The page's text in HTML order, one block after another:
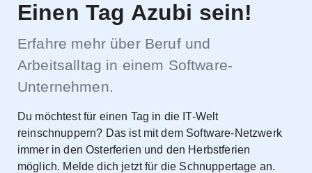
Einen Tag Azubi sein!
Erfahre mehr über Beruf und
Arbeitsalltag in einem Software-
Unternehmen.
Du möchtest für einen Tag in die IT-Welt
reinschnuppern? Das ist mit dem Software-Netzwerk
immer in den Osterferien und den Herbstferien
möglich. Melde dich jetzt für die Schnuppertage an.